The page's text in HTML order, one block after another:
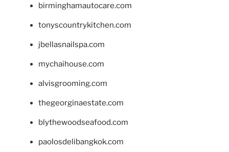
birminghamautocare.com
tonyscountrykitchen.com
jbellasnailspa.com
mychaihouse.com
alvisgrooming.com
thegeorginaestate.com
blythewoodseafood.com
paolosdelibangkok.com